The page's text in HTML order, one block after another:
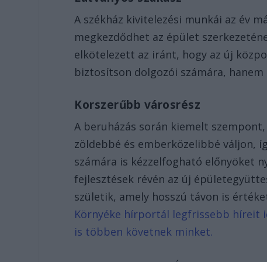
A székház kivitelezési munkái az év
megkezdődhet az épület
elkötelezett az iránt, hogy az új
biztosítson dolgozói számára,
Korszerűbb városrész
A beruházás során kiemelt
zöldebbé és emberközelibbé váljon,
számára is kézzelfogható előnyöket
fejlesztések révén az új
születik, amely hosszú távon is
Környéke hírportál legfrissebb híreit
is többen követnek minket.